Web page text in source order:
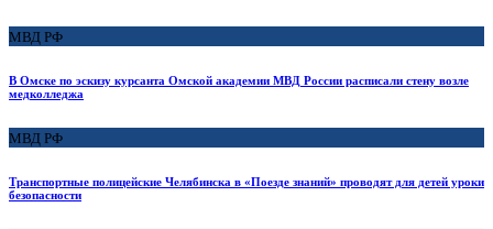
МВД РФ
В Омске по эскизу курсанта Омской академии МВД России расписали стену возле
медколледжа
МВД РФ
Транспортные полицейские Челябинска в «Поезде знаний» проводят для детей уроки
безопасности